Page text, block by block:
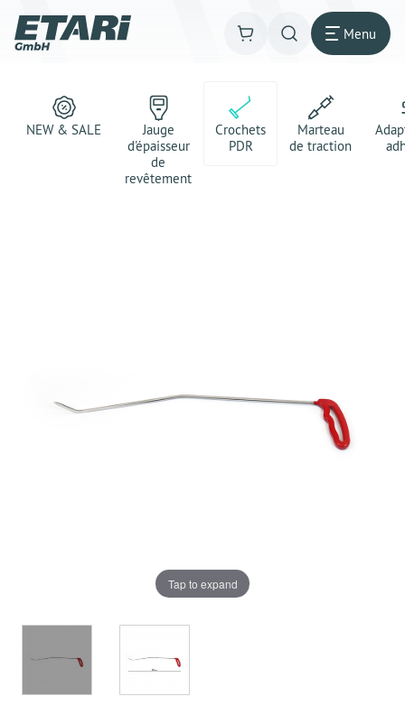
Menu
NEW & SALE
Jauge
d'épaisseur
de
revêtement
Crochets
PDR
Marteau
de traction
Tap to expand